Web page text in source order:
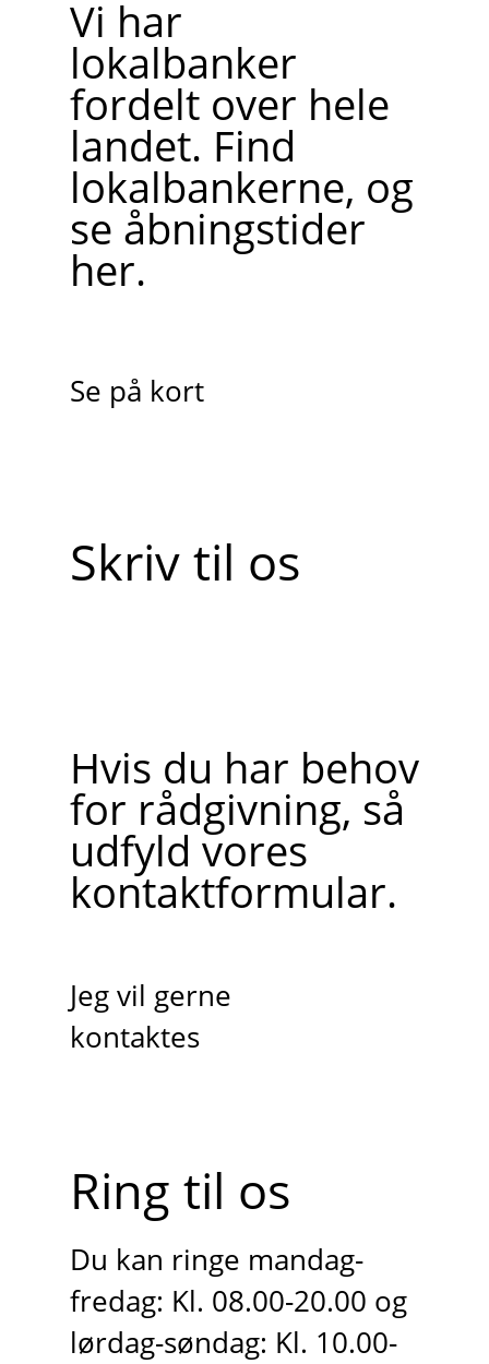
Vi har
lokalbanker
fordelt over hele
landet. Find
lokalbankerne, og
se åbningstider
her.
Se på kort
Skriv til os
Hvis du har behov
for rådgivning, så
udfyld vores
kontaktformular.
Jeg vil gerne
kontaktes
Ring til os
Du kan ringe mandag-
fredag: Kl. 08.00-20.00 og
lørdag-søndag: Kl. 10.00-